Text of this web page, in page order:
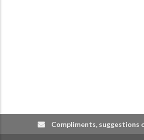
Compliments, suggestions